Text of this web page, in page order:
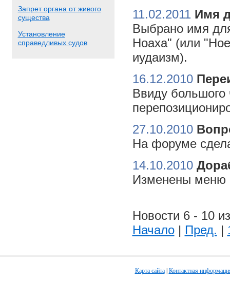
Запрет органа от живого
существа
Установление
справедливых судов
11.02.2011 Имя
Выбрано имя
Ноаха" (или
иудаизм).
16.12.2010
Ввиду большого
27.10.2010
На форуме
14.10.2010
Изменены меню
Новости 6 - 10
Начало| Пред. |
Карта сайта| Контактная